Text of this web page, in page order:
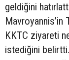
geldiğini
Mavroyannis’in
KKTC ziyareti
istediğini